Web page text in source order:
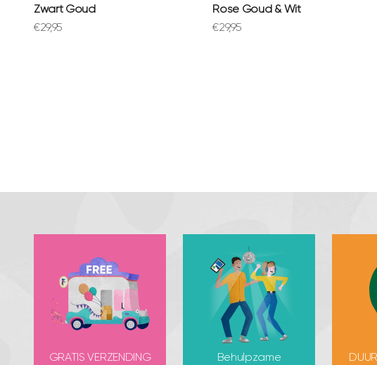
Zwart Goud
Aanbiedingsprijs
€29,95
Rose Goud & Wit
Aanbiedingsprijs
€29,95
GRATIS VERZENDING
Behulpzame